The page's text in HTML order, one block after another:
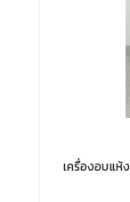
เครื่องอบแห้